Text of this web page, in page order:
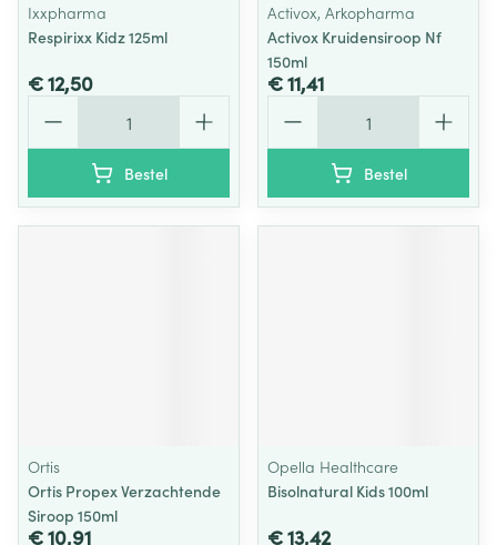
Ixxpharma
Respirixx Kidz 125ml
€ 12,50
Bestel
Activox, Arkopharma
Activox Kruidensiroop Nf
150ml
€ 11,41
Bestel
Ortis
Ortis Propex Verzachtende
Siroop 150ml
€ 10,91
Opella Healthcare
Bisolnatural Kids 100ml
€ 13,42